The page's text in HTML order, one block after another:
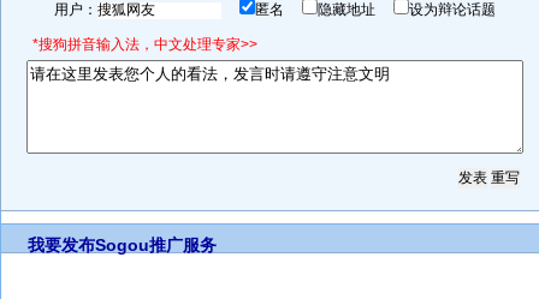
用户： 匿名 隐藏地址 设为辩论话题
*搜狗拼音输入法，中文处理专家>>
我要发布Sogou推广服务